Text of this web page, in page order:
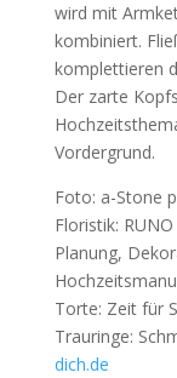
wird mit
kombiniert.
komplettieren
Der zarte
Vordergrund.
Foto: a-Stone
Floristik:
Planung,
Torte: Zeit für
Trauringe:
dich.de